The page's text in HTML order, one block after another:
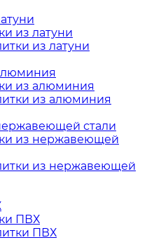
из латуни
из латуни
из алюминия
из алюминия
стали
из нержавеющей
из нержавеющей
ПВХ
ПВХ